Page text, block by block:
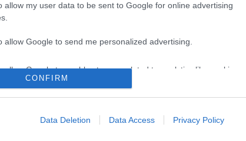
allow my user data to be sent to Google for online advertising
allow Google to send me personalized advertising.
allow Google to enable storage related to analytics like cookies on
identifiers in apps.
CONFIRM
Data Deletion Data Access Privacy Policy
Bardhi, Melero, Pepelu – Soldado, Roger.